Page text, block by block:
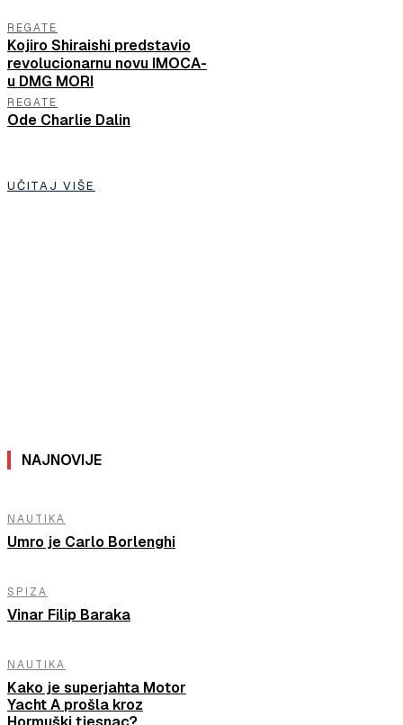
REGATE
Kojiro Shiraishi predstavio
revolucionarnu novu IMOCA-
u DMG MORI
REGATE
Ode Charlie Dalin
UČITAJ VIŠE
NAJNOVIJE
NAUTIKA
Umro je Carlo Borlenghi
SPIZA
Vinar Filip Baraka
NAUTIKA
Kako je superjahta Motor
Yacht A prošla kroz